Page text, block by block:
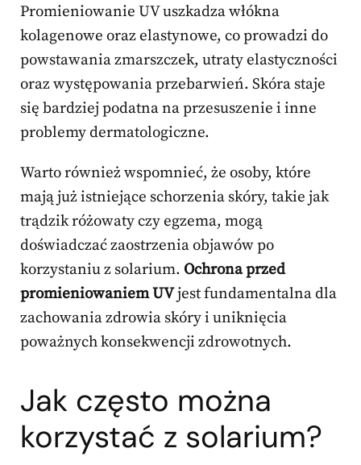
Promieniowanie UV uszkadza włókna
kolagenowe oraz elastynowe, co prowadzi do
powstawania zmarszczek, utraty elastyczności
oraz występowania przebarwień. Skóra staje
się bardziej podatna na przesuszenie i inne
problemy dermatologiczne.
Warto również wspomnieć, że osoby, które
mają już istniejące schorzenia skóry, takie jak
trądzik różowaty czy egzema, mogą
doświadczać zaostrzenia objawów po
korzystaniu z solarium. Ochrona przed
promieniowaniem UVjest fundamentalna dla
zachowania zdrowia skóry i uniknięcia
poważnych konsekwencji zdrowotnych.
Jak często można
korzystać z solarium?